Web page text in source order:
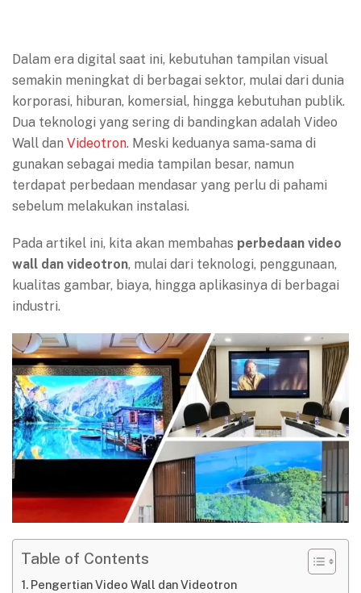
Dalam era digital saat ini, kebutuhan tampilan visual
semakin meningkat di berbagai sektor, mulai dari dunia
korporasi, hiburan, komersial, hingga kebutuhan publik.
Dua teknologi yang sering di bandingkan adalah Video
Wall dan Videotron. Meski keduanya sama-sama di
gunakan sebagai media tampilan besar, namun
terdapat perbedaan mendasar yang perlu di pahami
sebelum melakukan instalasi.
Pada artikel ini, kita akan membahas perbedaan video
wall dan videotron, mulai dari teknologi, penggunaan,
kualitas gambar, biaya, hingga aplikasinya di berbagai
industri.
Table of Contents
Pengertian Video Wall dan Videotron